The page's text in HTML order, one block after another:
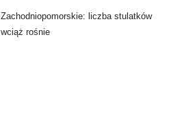
Zachodniopomorskie: liczba stulatków
wciąż rośnie